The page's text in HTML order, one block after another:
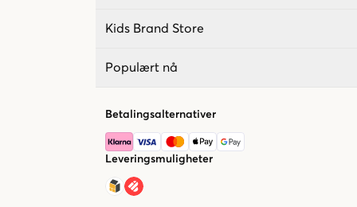
Kids Brand Store
Populært nå
Betalingsalternativer
Leveringsmuligheter